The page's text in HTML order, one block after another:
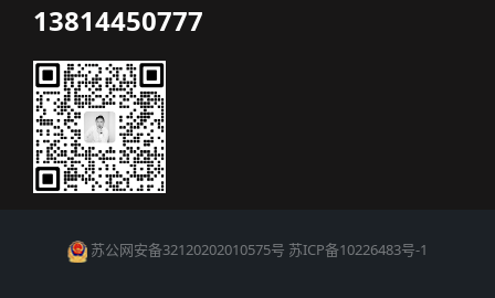
13814450777
苏公网安备32120202010575号 苏ICP备10226483号-1